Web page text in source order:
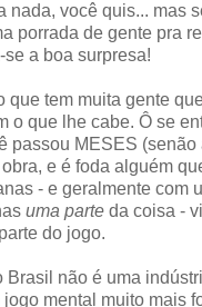
nada, você quis... mas
porrada de gente pra
a boa surpresa!
que tem muita gente
o que lhe cabe. Ô se
passou MESES
e é foda alguém
- e geralmente com
uma parte da coisa -
do jogo.
Brasil não é uma
mental muito mais